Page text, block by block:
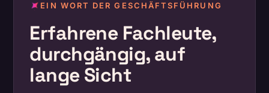
EIN WORT DER GESCHÄFTSFÜHRUNG
Erfahrene Fachleute,
durchgängig, auf
lange Sicht